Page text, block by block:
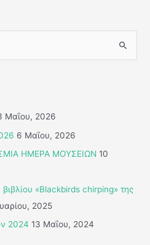
Μαΐου, 2026
6 Μαΐου, 2026
ΗΜΕΡΑ ΜΟΥΣΕΙΩΝ 10
«Blackbirds chirping» της
2025
2024 13 Μαΐου, 2024